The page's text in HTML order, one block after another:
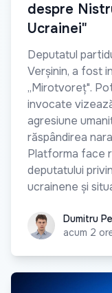
despre
Ucrainei"
Deputatul
Verșinin, a fost
„Mirotvoreț".
invocate
agresiune
răspândirea
Platforma face
deputatului
ucrainene și
DumitruDumitru
acum 2